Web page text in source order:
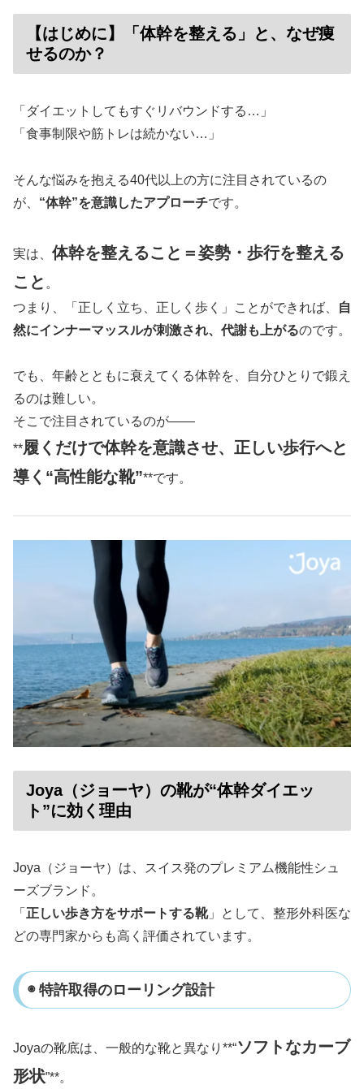
【はじめに】「体幹を整える」と、なぜ痩
せるのか？
「ダイエットしてもすぐリバウンドする…」
「食事制限や筋トレは続かない…」
そんな悩みを抱える40代以上の方に注目されているの
が、 “体幹”を意識したアプローチです。
実は、 体幹を整えること＝姿勢・歩行を整える
こと 。
つまり、「正しく立ち、正しく歩く」ことができれば、
自
然にインナーマッスルが刺激され、代謝も上がるのです。
でも、年齢とともに衰えてくる体幹を、自分ひとりで鍛え
るのは難しい。
そこで注目されているのが――
**履くだけで体幹を意識させ、正しい歩行へと
導く“高性能な靴”**です。
Joya（ジョーヤ）の靴が“体幹ダイエッ
ト”に効く理由
Joya（ジョーヤ）は、スイス発のプレミアム機能性シュ
ーズブランド。
「 正しい歩き方をサポートする靴」として、整形外科医な
どの専門家からも高く評価されています。
◉ 特許取得のローリング設計
Joyaの靴底は、一般的な靴と異なり**“ソフトなカーブ
形状”**。